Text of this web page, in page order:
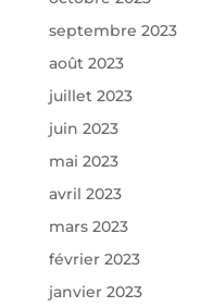
septembre 2023
août 2023
juillet 2023
juin 2023
mai 2023
avril 2023
mars 2023
février 2023
janvier 2023